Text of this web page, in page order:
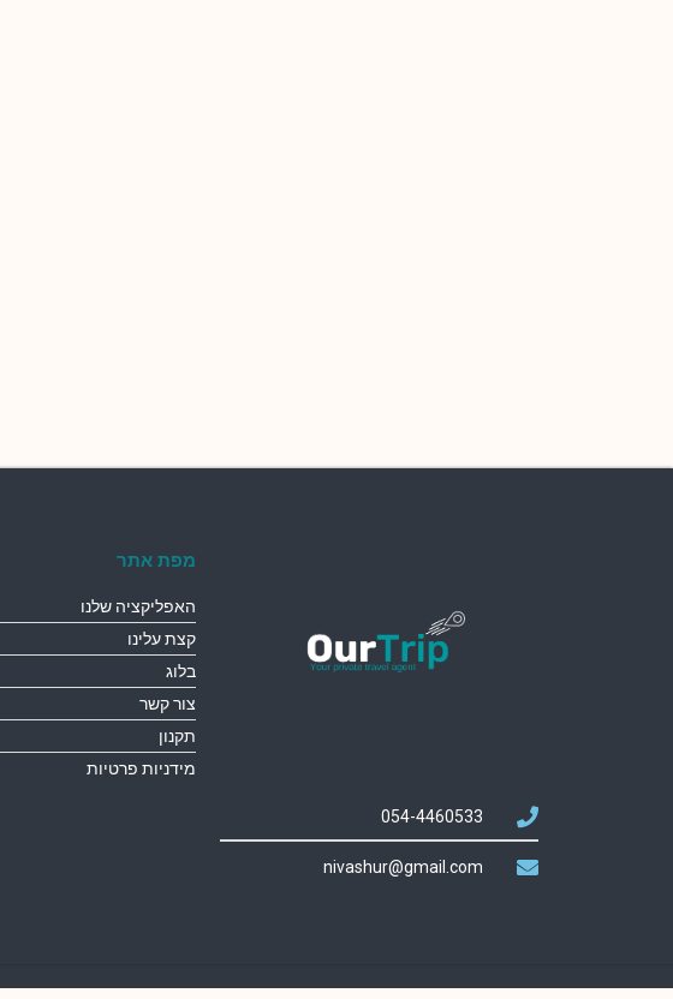
054-4460533
nivashur@gmail.com
מפת אתר
האפליקציה שלנו
קצת עלינו
בלוג
צור קשר
תקנון
מידניות פרטיות